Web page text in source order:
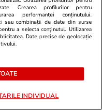
după
2:
grav.
„Cea mai
lume” și-a
ținută
Crearea profilurilor pentru
performanței conținutului.
sau combinații de date din surse
a selecta conținutul. Utilizarea
Date precise de geolocație
INDIVIDUAL